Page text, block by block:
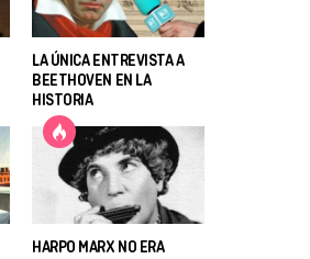
LA ÚNICA ENTREVISTA A
BEETHOVEN EN LA
HISTORIA
HARPO MARX NO ERA